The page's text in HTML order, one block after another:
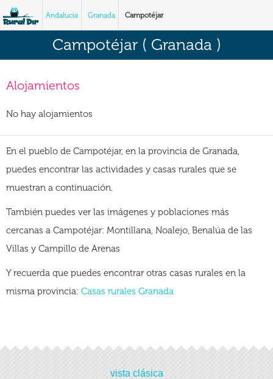
Andalucía Granada Campotéjar
Campotéjar ( Granada )
Alojamientos
No hay alojamientos
En el pueblo de Campotéjar, en la provincia de Granada,
puedes encontrar las actividades y casas rurales que se
muestran a continuación.
También puedes ver las imágenes y poblaciones más
cercanas a Campotéjar: Montillana, Noalejo, Benalúa de las
Villas y Campillo de Arenas
Y recuerda que puedes encontrar otras casas rurales en la
misma provincia: Casas rurales Granada
Actividades
vista clásica